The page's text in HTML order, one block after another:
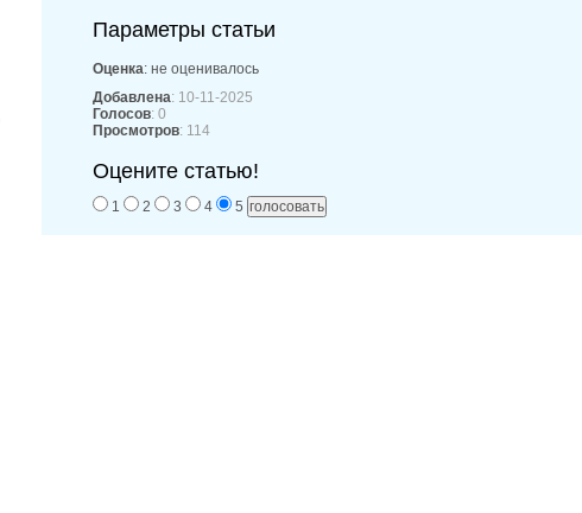
Параметры статьи
Оценка: не оценивалось
Добавлена: 10-11-2025
Голосов: 0
Просмотров: 114
Оцените статью!
1 2 3 4 5